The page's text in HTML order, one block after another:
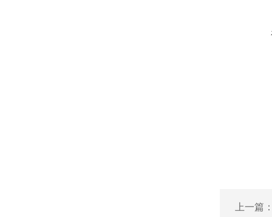
上一篇